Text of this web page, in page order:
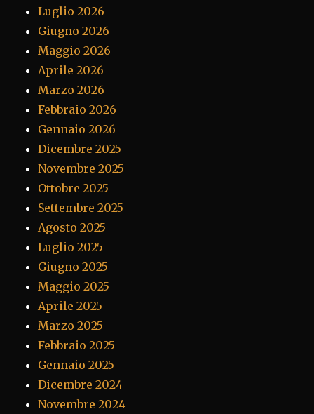
Luglio 2026
Giugno 2026
Maggio 2026
Aprile 2026
Marzo 2026
Febbraio 2026
Gennaio 2026
Dicembre 2025
Novembre 2025
Ottobre 2025
Settembre 2025
Agosto 2025
Luglio 2025
Giugno 2025
Maggio 2025
Aprile 2025
Marzo 2025
Febbraio 2025
Gennaio 2025
Dicembre 2024
Novembre 2024